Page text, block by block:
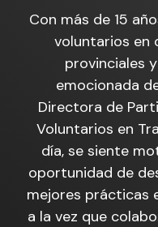
Con más de 15
voluntarios en
provinciales
emocionada
Directora de
Voluntarios en
día, se siente
oportunidad de
mejores prácticas
a la vez que